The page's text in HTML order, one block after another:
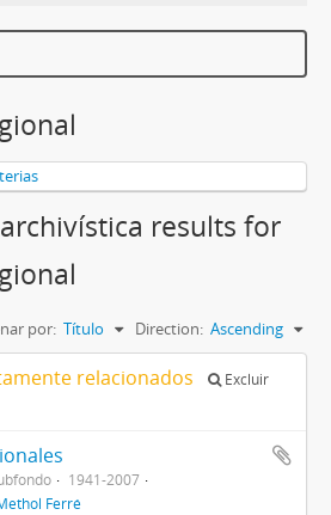
results for
por: Título Direction: Ascending
relacionados
Excluir
1941-2007
Ferré